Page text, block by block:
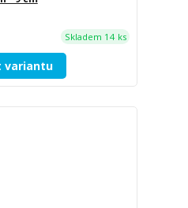
Skladem 14 ks
variantu